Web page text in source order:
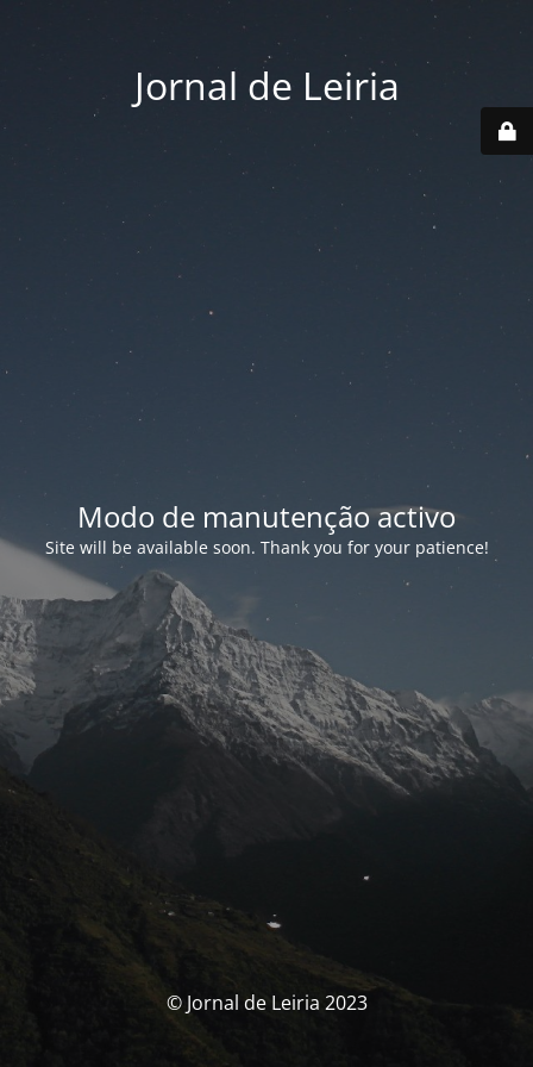
Jornal de Leiria
Modo de manutenção activo
Site will be available soon. Thank you for your patience!
© Jornal de Leiria 2023